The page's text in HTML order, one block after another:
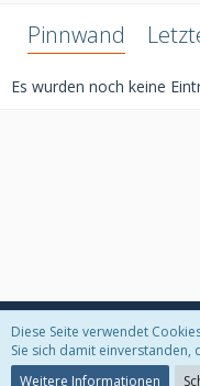
Pinnwand
Es wurden noch keine
Datenschutzerklärung
Diese Seite verwendet
Sie sich damit einverstanden,
Weitere Informationen